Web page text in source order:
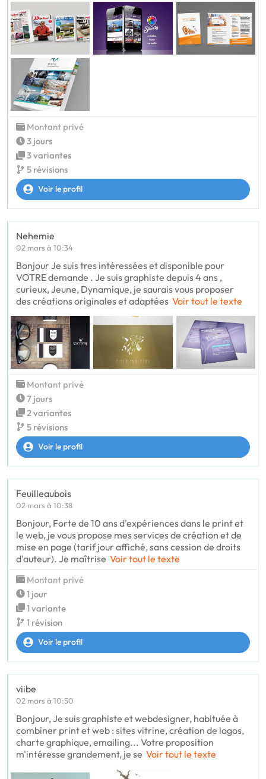
Montant privé
3 jours
3 variantes
5 révisions
Voir le profil
Nehemie
02 mars à 10:34
Bonjour Je suis tres intéressées et disponible pour
VOTRE demande . Je suis graphiste depuis 4 ans ,
curieux, Jeune, Dynamique, je saurais vous proposer
des créations originales et adaptées Voir tout le texte
Montant privé
7 jours
2 variantes
5 révisions
Voir le profil
Feuilleaubois
02 mars à 10:38
Bonjour, Forte de 10 ans d'expériences dans le print et
le web, je vous propose mes services de création et de
mise en page (tarif jour affiché, sans cession de droits
d'auteur). Je maîtrise Voir tout le texte
Montant privé
1 jour
1 variante
1 révision
Voir le profil
viibe
02 mars à 10:50
Bonjour, Je suis graphiste et webdesigner, habituée à
combiner print et web : sites vitrine, création de logos,
charte graphique, emailing... Votre proposition
m'intéresse grandement, je se Voir tout le texte